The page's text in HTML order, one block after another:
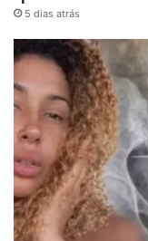
5 dias atrás